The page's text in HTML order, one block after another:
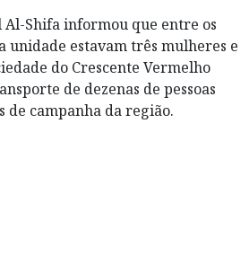
Shifa informou que entre os
unidade estavam três mulheres e
do Crescente Vermelho
de dezenas de pessoas
de campanha da região.